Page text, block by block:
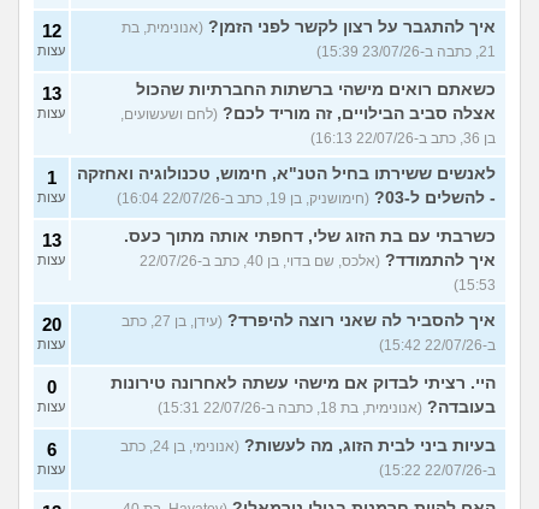
איך להתגבר על רצון לקשר לפני הזמן? (אנונימית, בת
21, כתבה ב-23/07/26 15:39)
12
עצות
כשאתם רואים מישהי ברשתות החברתיות שהכול
אצלה סביב הבילויים, זה מוריד לכם? (לחם ושעשועים,
בן 36, כתב ב-22/07/26 16:13)
13
עצות
לאנשים ששירתו בחיל הטנ"א, חימוש, טכנולוגיה ואחזקה
- להשלים ל-03?
(חימושניק, בן 19, כתב ב-22/07/26 16:04)
1
עצות
כשרבתי עם בת הזוג שלי, דחפתי אותה מתוך כעס.
איך להתמודד?
(אלכס, שם בדוי, בן 40, כתב ב-22/07/26
15:53)
13
עצות
איך להסביר לה שאני רוצה להיפרד?
(עידן, בן 27, כתב
ב-22/07/26 15:42)
20
עצות
היי. רציתי לבדוק אם מישהי עשתה לאחרונה טירונות
בעובדה? (אנונימית, בת 18, כתבה ב-22/07/26 15:31)
0
עצות
בעיות ביני לבית הזוג, מה לעשות?
(אנונימי, בן 24, כתב
ב-22/07/26 15:22)
6
עצות